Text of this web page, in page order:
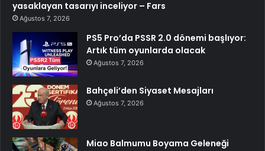
yasaklayan tasarıyı inceliyor – Fars
Ağustos 7, 2026
PS5 Pro’da PSSR 2.0 dönemi başlıyor:
Artık tüm oyunlarda olacak
Ağustos 7, 2026
Bahçeli’den Siyaset Mesajları
Ağustos 7, 2026
Miao Balmumu Boyama Geleneği